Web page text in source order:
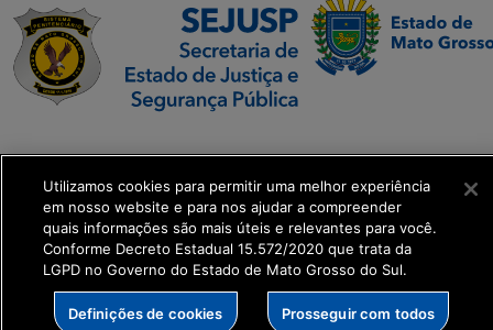
Transformação Digital
get_footer();
Utilizamos cookies para permitir uma melhor experiência
em nosso website e para nos ajudar a compreender
quais informações são mais úteis e relevantes para você.
Conforme Decreto Estadual 15.572/2020 que trata da
LGPD no Governo do Estado de Mato Grosso do Sul.
Definições de cookies Prosseguir com todos